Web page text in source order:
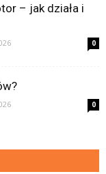
– jak działa i
0
0